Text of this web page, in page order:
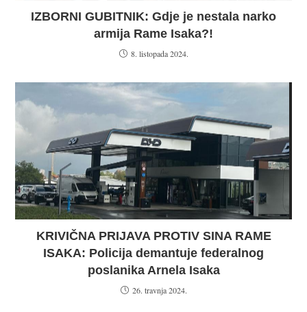
IZBORNI GUBITNIK: Gdje je nestala narko
armija Rame Isaka?!
8. listopada 2024.
KRIVIČNA PRIJAVA PROTIV SINA RAME
ISAKA: Policija demantuje federalnog
poslanika Arnela Isaka
26. travnja 2024.